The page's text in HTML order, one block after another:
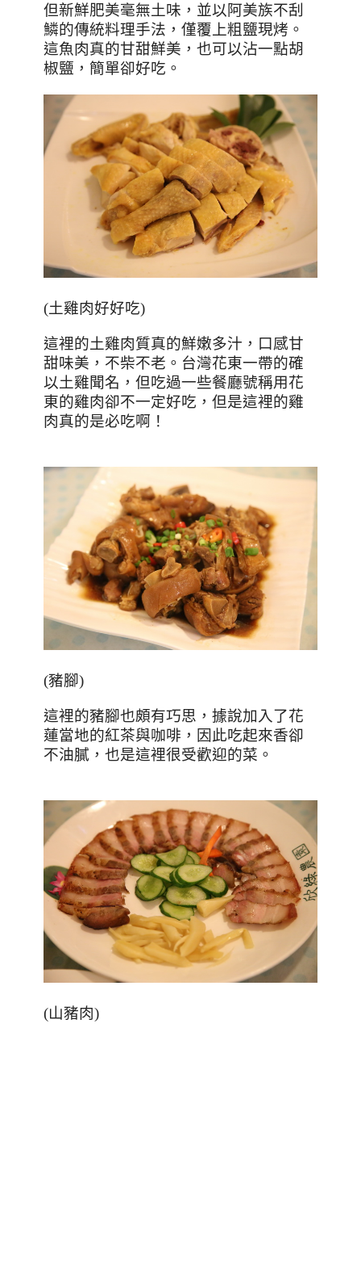
但新鮮肥美毫無土味，並以阿美族不刮
鱗的傳統料理手法，僅覆上粗鹽現烤。
這魚肉真的甘甜鮮美，也可以沾一點胡
椒鹽，簡單卻好吃。
(土雞肉好好吃)
這裡的土雞肉質真的鮮嫩多汁，口感甘
甜味美，不柴不老。台灣花東一帶的確
以土雞聞名，但吃過一些餐廳號稱用花
東的雞肉卻不一定好吃，但是這裡的雞
肉真的是必吃啊！
(豬腳)
這裡的豬腳也頗有巧思，據說加入了花
蓮當地的紅茶與咖啡，因此吃起來香卻
不油膩，也是這裡很受歡迎的菜。
(山豬肉)